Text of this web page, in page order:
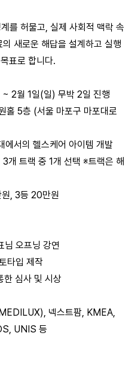
를 허물고, 실제 사회적 맥락 속
새로운 해답을 설계하고 실행
표로 합니다.
2월 1일(일) 무박 2일 진행
홀 5층 (서울 마포구 마포대로
서의 헬스케어 아이템 개발
개 트랙 중 1개 선택 ※트랙은 해
, 3등 20만원
님 오프닝 강연
타입 제작
한 심사 및 시상
넥스트팜, KMEA,
UNIS 등